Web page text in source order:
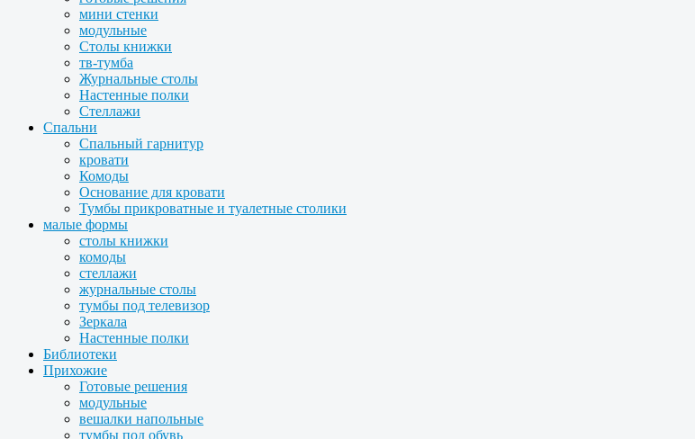
мини стенки
модульные
Столы книжки
тв-тумба
Журнальные столы
Настенные полки
Стеллажи
Спальни
Спальный гарнитур
кровати
Комоды
Основание для кровати
Тумбы прикроватные и туалетные столики
малые формы
столы книжки
комоды
стеллажи
журнальные столы
тумбы под телевизор
Зеркала
Настенные полки
Библиотеки
Прихожие
Готовые решения
модульные
вешалки напольные
тумбы под обувь